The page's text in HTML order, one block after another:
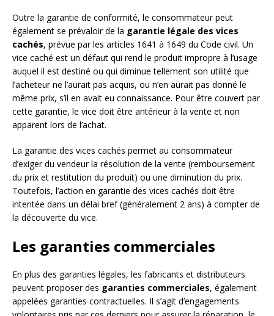
Outre la garantie de conformité, le consommateur peut
également se prévaloir de la garantie légale des vices
cachés, prévue par les articles 1641 à 1649 du Code civil. Un
vice caché est un défaut qui rend le produit impropre à l’usage
auquel il est destiné ou qui diminue tellement son utilité que
l’acheteur ne l’aurait pas acquis, ou n’en aurait pas donné le
même prix, s’il en avait eu connaissance. Pour être couvert par
cette garantie, le vice doit être antérieur à la vente et non
apparent lors de l’achat.
La garantie des vices cachés permet au consommateur
d’exiger du vendeur la résolution de la vente (remboursement
du prix et restitution du produit) ou une diminution du prix.
Toutefois, l’action en garantie des vices cachés doit être
intentée dans un délai bref (généralement 2 ans) à compter de
la découverte du vice.
Les garanties commerciales
En plus des garanties légales, les fabricants et distributeurs
peuvent proposer des garanties commerciales, également
appelées garanties contractuelles. Il s’agit d’engagements